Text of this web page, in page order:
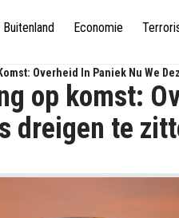
Buitenland Economie
Overheid In Paniek Nu We
op komst:
dreigen te